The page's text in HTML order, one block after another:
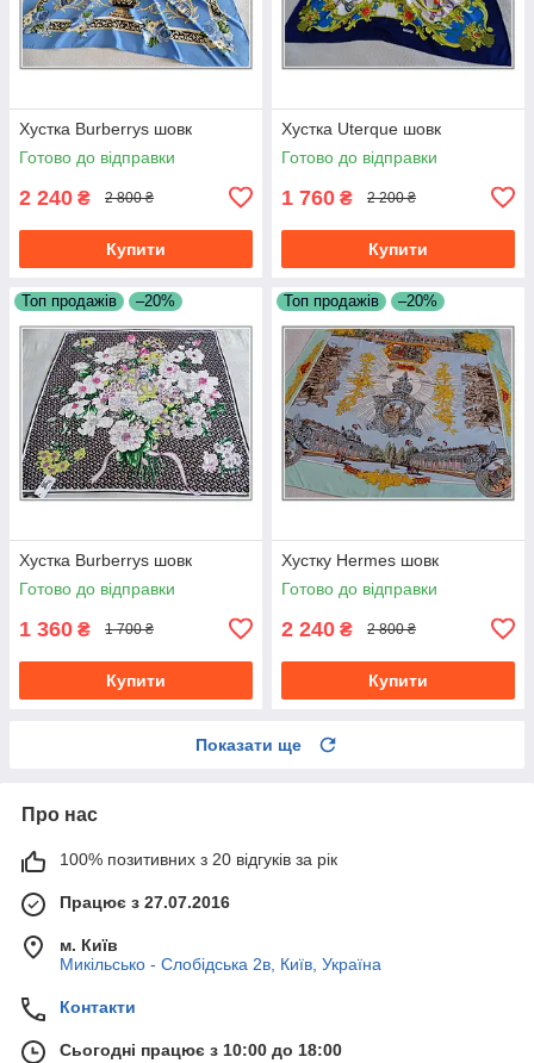
Хустка Burberrys шовк
Готово до відправки
2 240 ₴ 2 800 ₴
Купити
Хустка Uterque шовк
Готово до відправки
1 760 ₴ 2 200 ₴
Купити
Топ продажів –20%
Хустка Burberrys шовк
Готово до відправки
1 360 ₴ 1 700 ₴
Купити
Топ продажів –20%
Хустку Hermes шовк
Готово до відправки
2 240 ₴ 2 800 ₴
Купити
Показати ще
Про нас
100% позитивних з 20 відгуків за рік
Працює з 27.07.2016
м. Київ
Микільсько - Слобідська 2в, Київ, Україна
Контакти
Сьогодні працює з 10:00 до 18:00